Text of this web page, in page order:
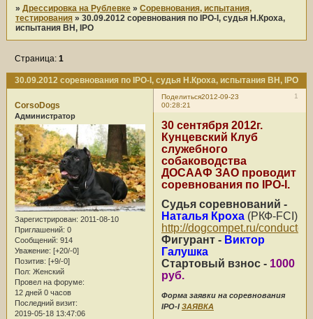
»Дрессировка на Рублевке »Соревнования, испытания,
тестирования »30.09.2012 соревнования по IPO-I, судья Н.Кроха,
испытания BH, IPO
30.09.2012 соревнования по IPO-I, судья Н.Кроха, испытания BH, IPO
Страница:1
Поделиться 1
2012-09-23
00:28:21
CorsoDogs
Администратор
Зарегистрирован: 2011-08-10
Приглашений: 0
Сообщений: 914
Уважение: [+20/-0]
Позитив: [+9/-0]
Пол: Женский
Провел на форуме:
12 дней 0 часов
Последний визит:
2019-05-18 13:47:06
30 сентября 2012г.
Кунцевский Клуб
служебного
собаководства
ДОСААФ ЗАО проводит
соревнования по IPO-I.
Судья соревнований -
Наталья Кроха(РКФ-FCI)
http://dogcompet.ru/
Фигурант - Виктор
Галушка
Стартовый взнос - 1000
руб.
Форма заявки на соревнования
IPO-IЗАЯВКА